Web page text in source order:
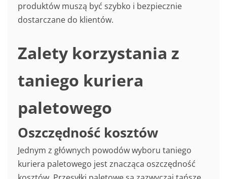
produktów muszą być szybko i bezpiecznie
dostarczane do klientów.
Zalety korzystania z
taniego kuriera
paletowego
Oszczędność kosztów
Jednym z głównych powodów wyboru taniego
kuriera paletowego jest znacząca oszczędność